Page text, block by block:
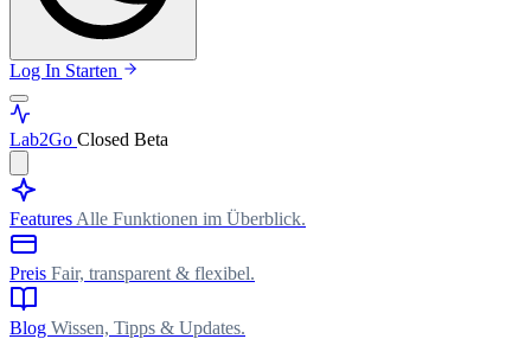
Log In Starten
Lab2Go Closed Beta
Features Alle Funktionen im Überblick.
Preis Fair, transparent & flexibel.
Blog Wissen, Tipps & Updates.